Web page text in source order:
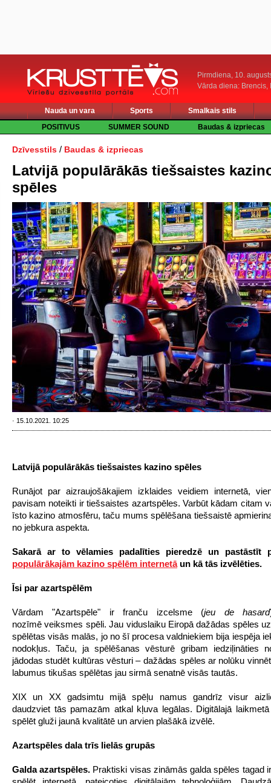
Pirmdiena, 10.
Vārda diena: Brencis,
Nauda un vara Sports
Smalkais stils
POSITIVUS
SUMMER SOUND Baudas & izpriecas
Dzīvesstils / Baudas & izpriecas
Latvijā populārākās tiešsaistes
spēles
· 15.10.2021. 10:25
Latvijā populārākās tiešsaistes kazino spēles
Runājot par aizraujošākajiem izklaides veidiem internetā,
pavisam noteikti ir tiešsaistes azartspēles. Varbūt kādam citam
īsto kazino atmosfēru, taču mums spēlēšana tiešsaistē
no jebkura aspekta.
Sakarā ar to vēlamies padalīties pieredzē un pastāstīt
populārākajām kazino spēlēm internetāun kā tās izvēlēties.
Īsi par azartspēlēm
Vārdam "Azartspēle" ir franču izcelsme (jeu de hasard
nozīmē veiksmes spēli. Jau viduslaiku Eiropā dažādas spēles
spēlētas visās malās, jo no šī procesa valdniekiem bija iespēja
nodokļus. Taču, ja spēlēšanas vēsturē gribam iedziļināties
jādodas studēt kultūras vēsturi – dažādas spēles ar nolūku
labumus tikušas spēlētas jau sirmā senatnē visās tautās.
XIX un XX gadsimtu mijā spēļu namus gandrīz visur
daudzviet tās pamazām atkal kļuva legālas. Digitālajā
spēlēt gluži jaunā kvalitātē un arvien plašākā izvēlē.
Azartspēles dala trīs lielās grupās
Galda azartspēles. Praktiski visas zināmās galda spēles tagad